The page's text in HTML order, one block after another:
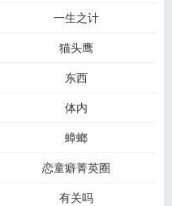
一生之计
猫头鹰
东西
体内
蟑螂
恋童癖菁英圈
有关吗